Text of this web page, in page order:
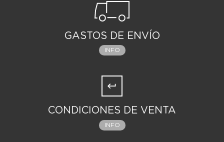
GASTOS DE ENVÍO
INFO
CONDICIONES DE VENTA
INFO